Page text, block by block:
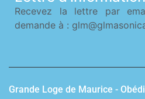
Recevez la lettre par
demande à :
Grande Loge de Maurice -